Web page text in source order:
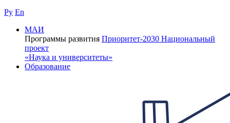
Ру En
МАИ
Программы развития Приоритет-2030 Национальный
проект
«Наука и университеты»
Образование